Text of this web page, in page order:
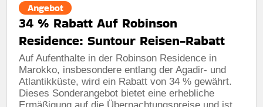
Angebot
34 % Rabatt Auf Robinson
Residence: Suntour Reisen-Rabatt
Auf Aufenthalte in der Robinson Residence in
Marokko, insbesondere entlang der Agadir- und
Atlantikküste, wird ein Rabatt von 34 % gewährt.
Dieses Sonderangebot bietet eine erhebliche
Ermäßigung auf die Übernachtungspreise und ist